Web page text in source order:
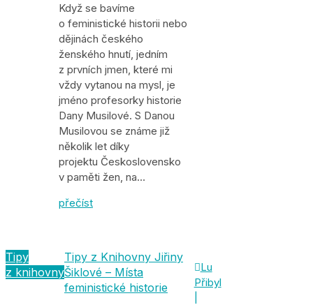
Když se bavíme
o feministické historii nebo
dějinách českého
ženského hnutí, jedním
z prvních jmen, které mi
vždy vytanou na mysl, je
jméno profesorky historie
Dany Musilové. S Danou
Musilovou se známe již
několik let díky
projektu Československo
v paměti žen, na…
přečíst
Tipy
z knihovny
Tipy z Knihovny Jiřiny
Šiklové – Místa
feministické historie
Lu
Přibyl